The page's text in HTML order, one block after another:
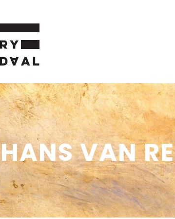
HANS VAN